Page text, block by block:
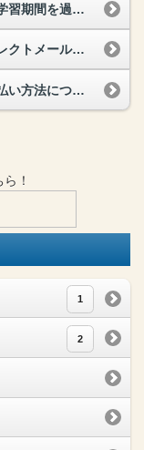
【法人サービス】<資格・通信講座>標準学習期間を過ぎてしまったらどうなりますか？
【法人サービス】<資格・通信講座>ダイレクトメールは送付されますか？
【法人サービス】<資格・通信講座>お支払い方法について教えてください。
！
1
2